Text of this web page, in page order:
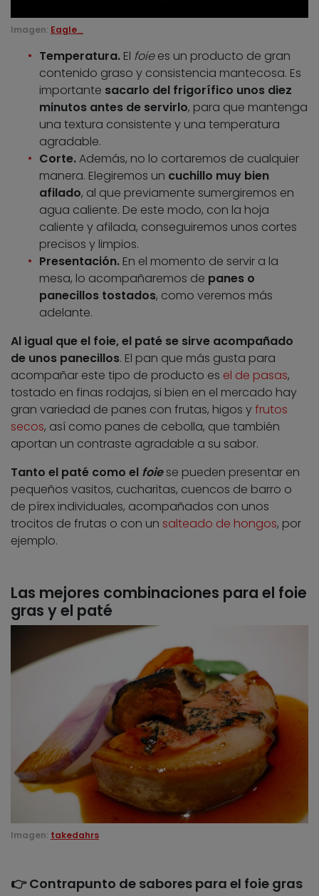
Imagen: Eagle_
Temperatura. El foiees un producto de gran
contenido graso y consistencia mantecosa. Es
importante sacarlo del frigorífico unos diez
minutos antes de servirlo, para que mantenga
una textura consistente y una temperatura
agradable.
Corte.Además, no lo cortaremos de cualquier
manera. Elegiremos un cuchillo muy bien
afilado, al que previamente sumergiremos en
agua caliente. De este modo, con la hoja
caliente y afilada, conseguiremos unos cortes
precisos y limpios.
Presentación. En el momento de servir a la
mesa, lo acompañaremos de panes o
panecillos tostados, como veremos más
adelante.
Al igual que el foie, el paté se sirve acompañado
de unos panecillos. El pan que más gusta para
acompañar este tipo de producto es el de pasas,
tostado en finas rodajas, si bien en el mercado hay
gran variedad de panes con frutas, higos yfrutos
secos, así como panes de cebolla, que también
aportan un contraste agradable a su sabor.
Tanto el paté como el foie se pueden presentar en
pequeños vasitos, cucharitas, cuencos de barro o
de pírex individuales, acompañados con unos
trocitos de frutas o con un salteado de hongos, por
ejemplo.
Las mejores combinaciones para el foie
gras y el paté
Imagen: takedahrs
👉 ​Contrapunto de sabores para el foie gras